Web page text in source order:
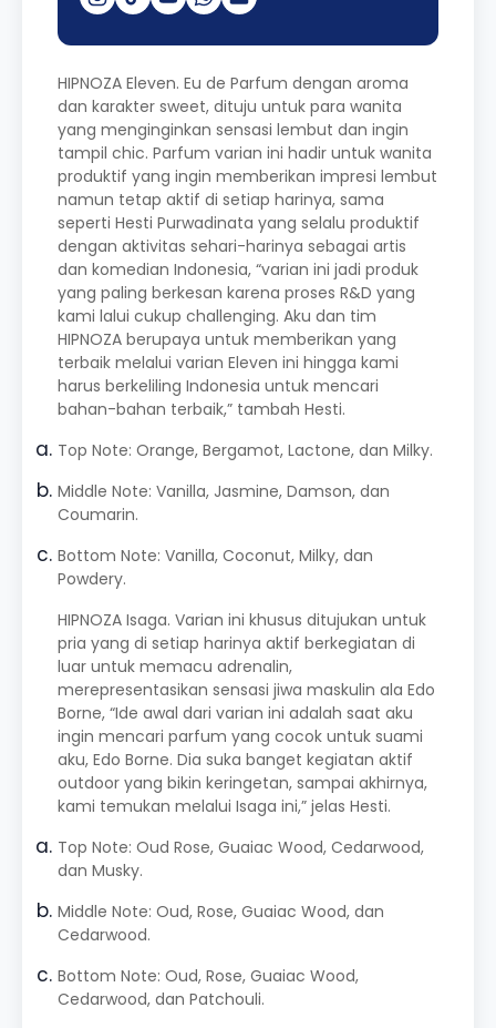
HIPNOZA Eleven. Eu de Parfum dengan aroma
dan karakter sweet, dituju untuk para wanita
yang menginginkan sensasi lembut dan ingin
tampil chic. Parfum varian ini hadir untuk wanita
produktif yang ingin memberikan impresi lembut
namun tetap aktif di setiap harinya, sama
seperti Hesti Purwadinata yang selalu produktif
dengan aktivitas sehari-harinya sebagai artis
dan komedian Indonesia, “varian ini jadi produk
yang paling berkesan karena proses R&D yang
kami lalui cukup challenging. Aku dan tim
HIPNOZA berupaya untuk memberikan yang
terbaik melalui varian Eleven ini hingga kami
harus berkeliling Indonesia untuk mencari
bahan-bahan terbaik,” tambah Hesti.
Top Note: Orange, Bergamot, Lactone, dan Milky.
Middle Note: Vanilla, Jasmine, Damson, dan
Coumarin.
Bottom Note: Vanilla, Coconut, Milky, dan
Powdery.
HIPNOZA Isaga. Varian ini khusus ditujukan untuk
pria yang di setiap harinya aktif berkegiatan di
luar untuk memacu adrenalin,
merepresentasikan sensasi jiwa maskulin ala Edo
Borne, “Ide awal dari varian ini adalah saat aku
ingin mencari parfum yang cocok untuk suami
aku, Edo Borne. Dia suka banget kegiatan aktif
outdoor yang bikin keringetan, sampai akhirnya,
kami temukan melalui Isaga ini,” jelas Hesti.
Top Note: Oud Rose, Guaiac Wood, Cedarwood,
dan Musky.
Middle Note: Oud, Rose, Guaiac Wood, dan
Cedarwood.
Bottom Note: Oud, Rose, Guaiac Wood,
Cedarwood, dan Patchouli.